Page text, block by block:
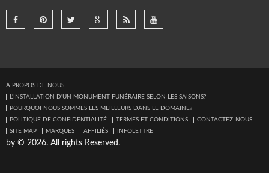
À PROPOS DE NOUS
L'INSTALLATION D'UN MONUMENT FUNÉRAIRE SELON LES SAISONS?
POURQUOI NOUS SOMMES LES MEILLEURS DANS LE DOMAINE?
POLITIQUE DE CONFIDENTIALITÉ
TERMES ET CONDITIONS
CONTACTEZ-NOUS
SITE MAP
MARQUES AFFILIÉS INFOLETTRE
by © 2026. All rights Reserved.